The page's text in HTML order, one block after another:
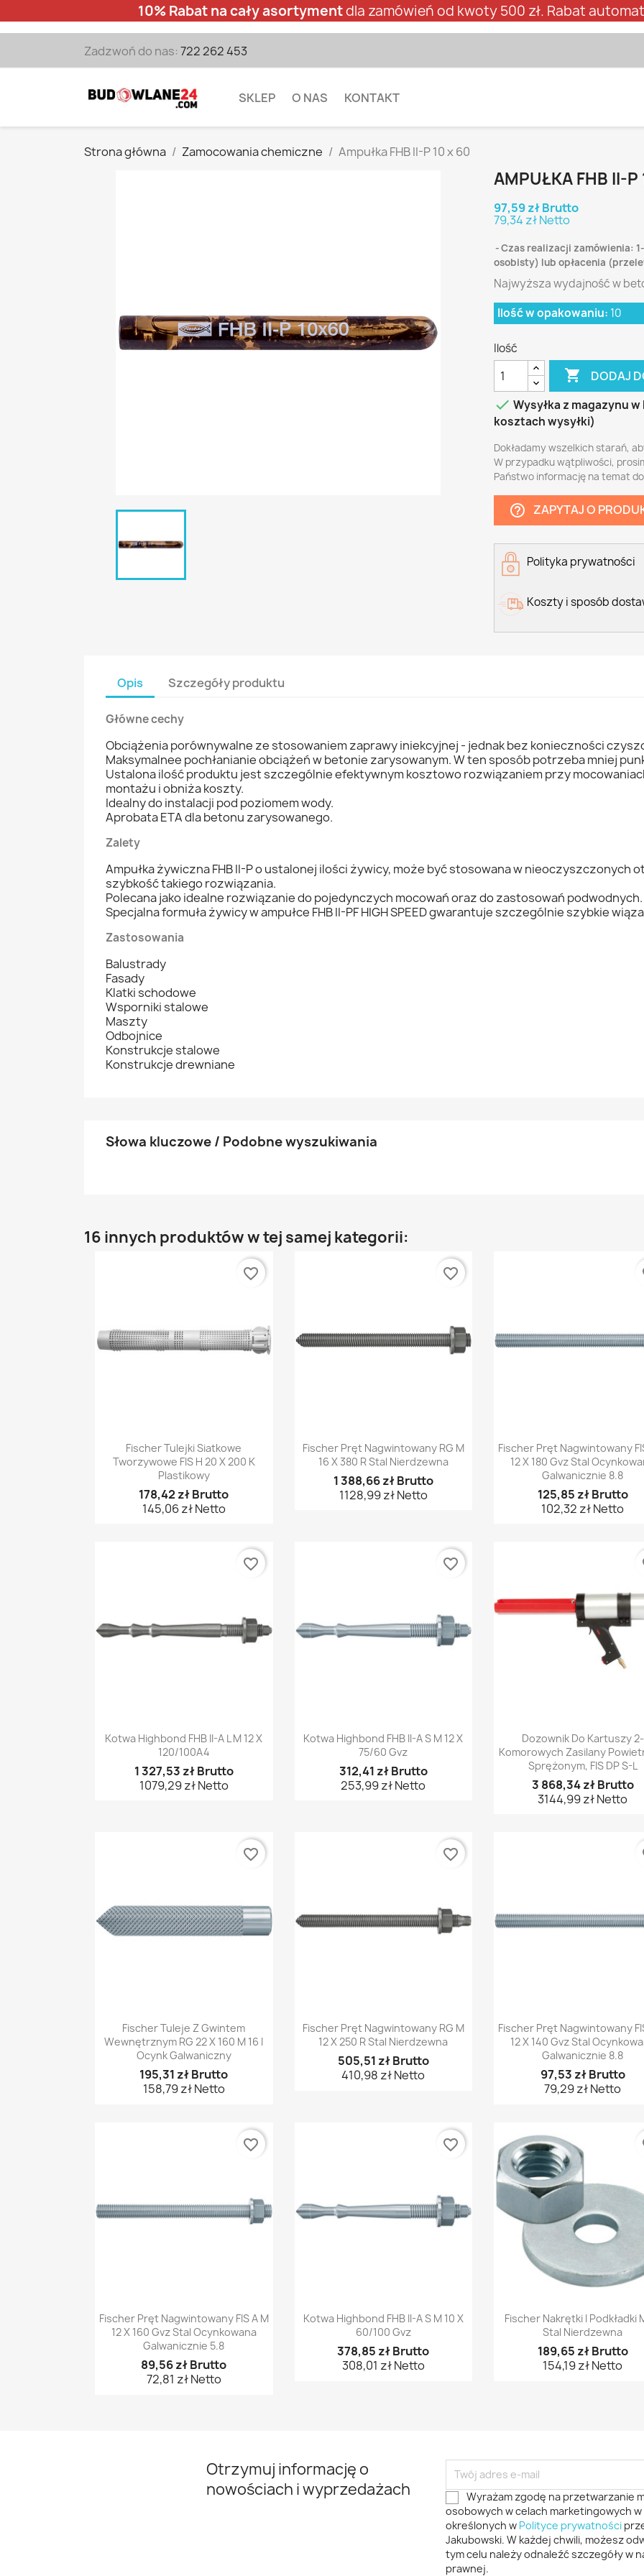
10% Rabat na cały asortymentdla zamówień od kwoty 500 zł. Rabat
Zadzwoń do nas: 722 262 453
SKLEP O NAS KONTAKT
Strona główna Zamocowania chemiczne Ampułka FHB II-P 10 x 60
AMPUŁKA FHB II-P
97,59 zł Brutto
79,34 zł Netto
Czas realizacji zamówienia:
osobisty) lub opłacenia
Najwyższa wydajność w
Ilość w opakowaniu: 10
Ilość
 DODAJ
 Wysyłka z magazynu
kosztach wysyłki)
Dokładamy wszelkich starań,
W przypadku wątpliwości,
Państwo informację na temat
help_outline ZAPYTAJ O
Polityka prywatności
Koszty i sposób
Opis Szczegóły produktu
Główne cechy
Obciążenia porównywalne ze stosowaniem zaprawy iniekcyjnej - jednak bez konieczności
Maksymalnee pochłanianie obciążeń w betonie zarysowanym. W ten sposób potrzeba mniej
Ustalona ilość produktu jest szczególnie efektywnym kosztowo rozwiązaniem przy
montażu i obniża koszty.
Idealny do instalacji pod poziomem wody.
Aprobata ETA dla betonu zarysowanego.
Zalety
Ampułka żywiczna FHB II-P o ustalonej ilości żywicy, może być stosowana w nieoczyszczonych
szybkość takiego rozwiązania.
Polecana jako idealne rozwiązanie do pojedynczych mocowań oraz do zastosowań podwodnych.
Specjalna formuła żywicy w ampułce FHB II-PF HIGH SPEED gwarantuje szczególnie szybkie
Zastosowania
Balustrady
Fasady
Klatki schodowe
Wsporniki stalowe
Maszty
Odbojnice
Konstrukcje stalowe
Konstrukcje drewniane
Słowa kluczowe / Podobne wyszukiwania
16 innych produktów w tej samej kategorii:
Szybki podgląd
Fischer Tulejki Siatkowe
Tworzywowe FIS H 20 X 200 K
Plastikowy
178,42 zł Brutto
145,06 zł Netto
favorite_border
Szybki podgląd
Fischer Pręt Nagwintowany RG M
16 X 380 R Stal Nierdzewna
1 388,66 zł Brutto
1128,99 zł Netto
favorite_border
Szybki podgląd
Fischer Pręt Nagwintowany
12 X 180 Gvz Stal
Galwanicznie 8.8
125,85 zł Brutto
102,32 zł Netto
Szybki podgląd
Kotwa Highbond FHB II-A L M 12 X
120/100A4
1 327,53 zł Brutto
1079,29 zł Netto
favorite_border
Szybki podgląd
Kotwa Highbond FHB II-A S M 12 X
75/60 Gvz
312,41 zł Brutto
253,99 zł Netto
favorite_border
Szybki podgląd
Dozownik Do Kartuszy 2-
Komorowych Zasilany
Sprężonym, FIS DP S-L
3 868,34 zł Brutto
3144,99 zł Netto
Szybki podgląd
Fischer Tuleje Z Gwintem
Wewnętrznym RG 22 X 160 M 16 I
Ocynk Galwaniczny
195,31 zł Brutto
158,79 zł Netto
favorite_border
Szybki podgląd
Fischer Pręt Nagwintowany RG M
12 X 250 R Stal Nierdzewna
505,51 zł Brutto
410,98 zł Netto
favorite_border
Szybki podgląd
Fischer Pręt Nagwintowany
12 X 140 Gvz Stal
Galwanicznie 8.8
97,53 zł Brutto
79,29 zł Netto
Szybki podgląd
Fischer Pręt Nagwintowany FIS A M
12 X 160 Gvz Stal Ocynkowana
Galwanicznie 5.8
89,56 zł Brutto
72,81 zł Netto
favorite_border
Szybki podgląd
Kotwa Highbond FHB II-A S M 10 X
60/100 Gvz
378,85 zł Brutto
308,01 zł Netto
favorite_border
Szybki podgląd
Fischer Nakrętki I Podkładki
Stal Nierdzewna
189,65 zł Brutto
154,19 zł Netto
Otrzymuj informację o
nowościach i wyprzedażach
Wyrażam zgodę na przetwarzanie
osobowych w celach marketingowych w
określonych w Polityce prywatności
Jakubowski. W każdej chwili, możesz
tym celu należy odnaleźć szczegóły w
prawnej.